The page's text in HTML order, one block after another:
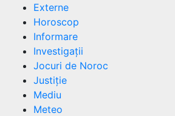
Externe
Horoscop
Informare
Investigații
Jocuri de Noroc
Justiție
Mediu
Meteo